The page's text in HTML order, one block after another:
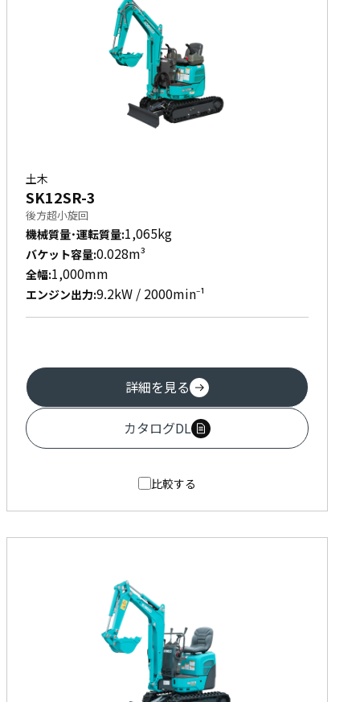
土木
SK12SR-3
後方超小旋回
機械質量･運転質量:1,065kg
バケット容量:0.028m³
全幅:1,000mm
エンジン出力:9.2kW / 2000min⁻¹
詳細を見る
カタログDL
比較する